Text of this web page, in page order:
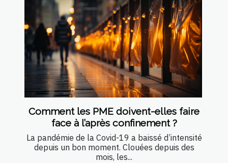
Comment les PME doivent-elles faire
face à l’après confinement ?
La pandémie de la Covid-19 a baissé d’intensité
depuis un bon moment. Clouées depuis des
mois, les...